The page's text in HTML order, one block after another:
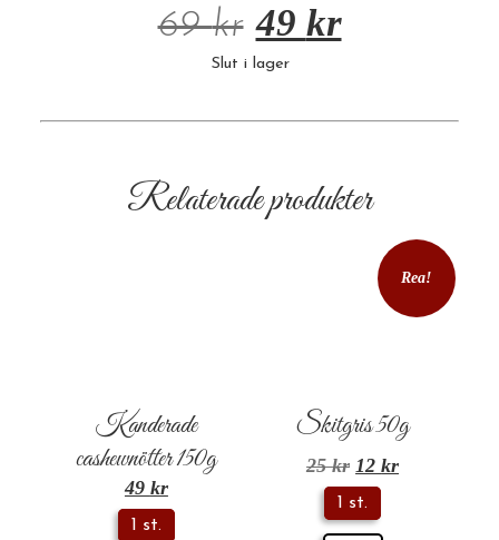
69kr 49 kr
Slut i lager
Relaterade produkter
Kanderade
cashewnötter 150g
49 kr
1 st.
Rea!
Skitgris 50g
25kr 12kr
1 st.